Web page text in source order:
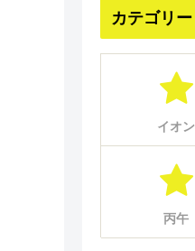
カテゴリー
イオン
丙午